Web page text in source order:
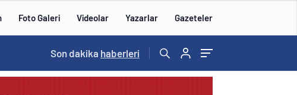
Foto Galeri Videolar Yazarlar Gazeteler
14:57 /
Son dakika haberleri